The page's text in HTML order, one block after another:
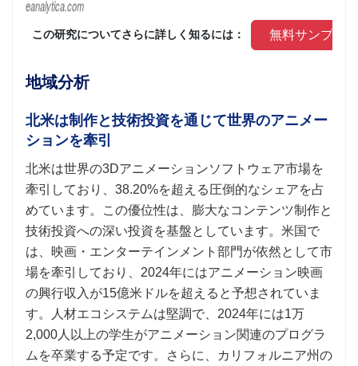
この研究についてさらに詳しく知るには： 無料サンプル
地域分析
北米は制作と技術投資を通じて世界のアニメー
ションを牽引
北米は世界の3Dアニメーションソフトウェア市場を
牽引しており、38.20%を超える圧倒的なシェアを占
めています。この優位性は、膨大なコンテンツ制作と
技術投資への深い投資を基盤としています。米国で
は、映画・エンターテインメント部門が依然として市
場を牽引しており、2024年にはアニメーション映画
の興行収入が15億米ドルを超えると予想されていま
す。人材エコシステムは堅調で、2024年には1万
2,000人以上の学生がアニメーション関連のプログラ
ムを卒業する予定です。さらに、カリフォルニア州の